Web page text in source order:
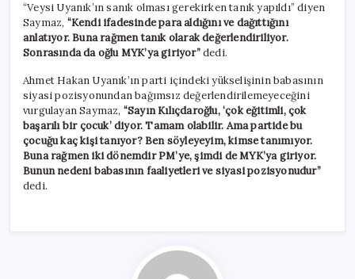
“Veysi Uyanık’ın sanık olması gerekirken tanık yapıldı” diyen
Saymaz, “Kendi ifadesinde para aldığını ve dağıttığını
anlatıyor. Buna rağmen tanık olarak değerlendiriliyor.
Sonrasında da oğlu MYK’ya giriyor”dedi.
Ahmet Hakan Uyanık’ın parti içindeki yükselişinin babasının
siyasi pozisyonundan bağımsız değerlendirilemeyeceğini
vurgulayan Saymaz, “Sayın Kılıçdaroğlu, ‘çok eğitimli, çok
başarılı bir çocuk’ diyor. Tamam olabilir. Ama partide bu
çocuğu kaç kişi tanıyor? Ben söyleyeyim, kimse tanımıyor.
Buna rağmen iki dönemdir PM’ye, şimdi de MYK’ya giriyor.
Bunun nedeni babasının faaliyetleri ve siyasi pozisyonudur”
dedi.